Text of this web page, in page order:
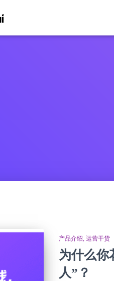
产品介绍 运营干货
为什么你
人”？